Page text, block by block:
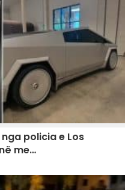
policia e Los
me…